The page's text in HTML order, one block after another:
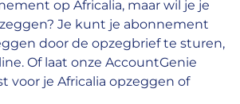
op Africalia, maar wil je je
Je kunt je abonnement
door de opzegbrief te sturen,
Of laat onze AccountGenie
voor je Africalia opzeggen of